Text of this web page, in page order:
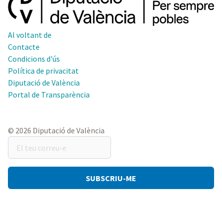
Al voltant de
Contacte
Condicions d'ús
Política de privacitat
Diputació de València
Portal de Transparència
© 2026 Diputació de València
teu
correu-